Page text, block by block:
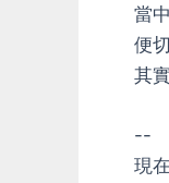
當
便
其
--
現